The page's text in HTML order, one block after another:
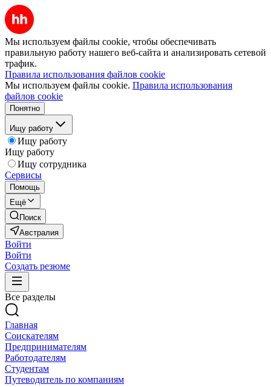
Мы используем файлы cookie, чтобы обеспечивать
правильную работу нашего веб-сайта и анализировать сетевой
трафик.
Правила использования файлов cookie
Мы используем файлы cookie. Правила использования
файлов cookie
Понятно
Ищу работу
Ищу работу
Ищу работу
Ищу сотрудника
Сервисы
Помощь
Ещё
Поиск
Австралия
Войти
Войти
Создать резюме
Все разделы
Главная
Соискателям
Предпринимателям
Работодателям
Студентам
Путеводитель по компаниям